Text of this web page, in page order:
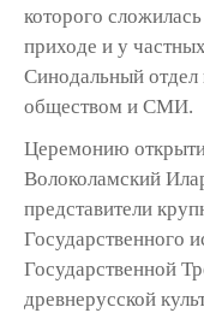
которого
приходе и у
Синодальный
обществом и СМИ.
Церемонию
Волоколамский
представители
Государственного
Государственной
древнерусской